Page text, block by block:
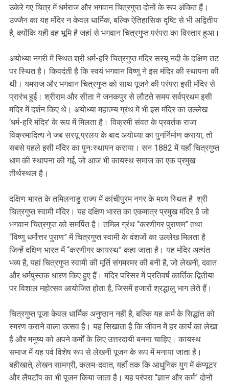
उकेरे गए चित्र में धर्मराज और भगवान चित्रगुप्त दोनों के रूप अंकित हैं।
उज्जैन का यह मंदिर न केवल धार्मिक, बल्कि ऐतिहासिक दृष्टि से भी अद्वितीय
है, क्योंकि यही वह भूमि है जहां से भगवान चित्रगुप्त परंपरा का विस्तार हुआ।
अयोध्या नगरी में स्थित श्री धर्म-हरि चित्रगुप्त मंदिर सरयू नदी के दक्षिण तट
पर स्थित है। किवदंती है कि स्वयं भगवान विष्णु ने इस मंदिर की स्थापना की
थी। यमराज और भगवान चित्रगुप्त को साथ पूजने की परंपरा इसी मंदिर से
प्रारंभ हुई। श्रीराम और सीता ने जनकपुर से लौटते समय सर्वप्रथम इसी
मंदिर में दर्शन किए थे। अयोध्या महात्म्य ग्रंथ में भी इस मंदिर का उल्लेख
‘धर्म-हरि मंदिर’ के रूप में मिलता है। विक्रमी संवत के प्रवर्तक राजा
विक्रमादित्य ने जब सरयू प्रलय के बाद अयोध्या का पुनर्निर्माण कराया, तो
सबसे पहले इसी मंदिर का पुनःस्थापन कराया। सन 1882 में यहाँ चित्रगुप्त
धाम की स्थापना की गई, जो आज भी कायस्थ समाज का एक प्रमुख
तीर्थस्थल है।
दक्षिण भारत के तमिलनाडु राज्य में कांचीपुरम नगर के मध्य स्थित है श्री
चित्रगुप्त स्वामी मंदिर। यह दक्षिण भारत का एकमात्र प्रमुख मंदिर है जो
भगवान चित्रगुप्त को समर्पित है। तमिल ग्रंथ “करणीगर पुराणम” तथा
“विष्णु धर्मोत्तर पुराण” में चित्रगुप्त स्वामी के वंशजों का उल्लेख मिलता है
जिन्हें दक्षिण भारत में “करणीगर कायस्थ” कहा जाता है। यह मंदिर अत्यंत
भव्य है, यहां चित्रगुप्त स्वामी की मूर्ति संगमरमर की बनी है, जो लेखनी, दवात
और धर्मपुस्तक धारण किए हुए हैं। मंदिर परिसर में प्रतिवर्ष कार्तिक द्वितीया
पर विशाल महोत्सव आयोजित होता है, जिसमें हजारों श्रद्धालु भाग लेते हैं।
चित्रगुप्त पूजा केवल धार्मिक अनुष्ठान नहीं है, बल्कि यह कर्म के सिद्धांत को
स्मरण कराने वाला उत्सव है। यह सिखाता है कि जीवन में हर कार्य का लेखा
है और मनुष्य को अपने कर्मों के लिए उत्तरदायी बनना चाहिए। कायस्थ
समाज में यह पर्व विशेष रूप से लेखनी पूजन के रूप में मनाया जाता है।
बहीखाते, लेखन सामग्री, कलम-दवात, यहाँ तक कि आधुनिक युग में कंप्यूटर
और लैपटॉप का भी पूजन किया जाता है। यह परंपरा “ज्ञान और कर्म” दोनों